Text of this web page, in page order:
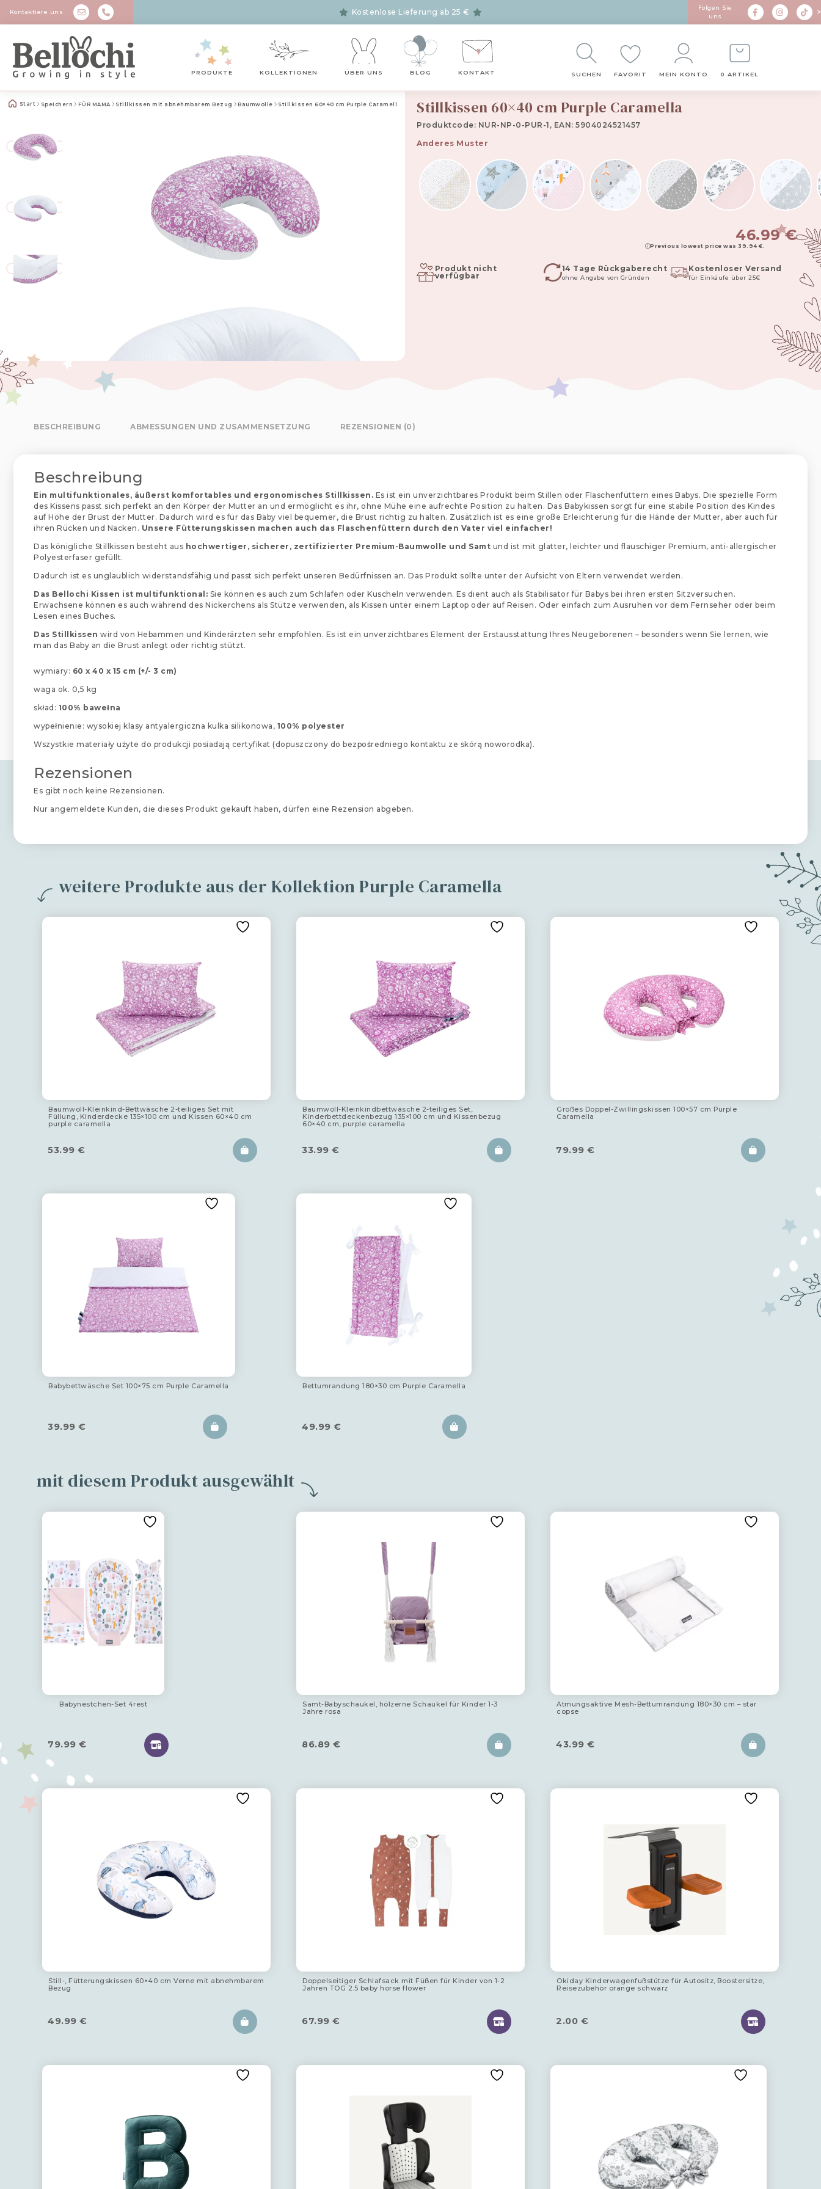
Kontaktiere uns Kostenlose Lieferung ab 25 €
Folgen Sie
uns
>
PRODUKTE KOLLEKTIONEN ÜBER UNS BLOG KONTAKT SUCHEN FAVORIT MEIN KONTO 0 ARTIKEL
Start Speichern FÜR MAMA Stillkissen mit abnehmbarem Bezug Baumwolle Stillkissen 60×40 cm Purple Caramella Stillkissen 60×40 cm Purple Caramella
Produktcode: NUR-NP-0-PUR-1, EAN: 5904024521457
Anderes Muster
46.99€
Previous lowest price was 39.94€ .
Produkt nicht
verfügbar
14 Tage Rückgaberecht
ohne Angabe von Gründen
Kostenloser Versand
für Einkäufe über 25€
BESCHREIBUNG ABMESSUNGEN UND ZUSAMMENSETZUNG REZENSIONEN (0)
Beschreibung
Ein multifunktionales, äußerst komfortables und ergonomisches Stillkissen. Es ist ein unverzichtbares Produkt beim Stillen oder Flaschenfüttern eines Babys. Die spezielle Form
des Kissens passt sich perfekt an den Körper der Mutter an und ermöglicht es ihr, ohne Mühe eine aufrechte Position zu halten. Das Babykissen sorgt für eine stabile Position des Kindes
auf Höhe der Brust der Mutter. Dadurch wird es für das Baby viel bequemer, die Brust richtig zu halten. Zusätzlich ist es eine große Erleichterung für die Hände der Mutter, aber auch für
ihren Rücken und Nacken. Unsere Fütterungskissen machen auch das Flaschenfüttern durch den Vater viel einfacher!
Das königliche Stillkissen besteht aus hochwertiger, sicherer, zertifizierter Premium-Baumwolle und Samt und ist mit glatter, leichter und flauschiger Premium, anti-allergischer
Polyesterfaser gefüllt.
Dadurch ist es unglaublich widerstandsfähig und passt sich perfekt unseren Bedürfnissen an. Das Produkt sollte unter der Aufsicht von Eltern verwendet werden.
Das Bellochi Kissen ist multifunktional: Sie können es auch zum Schlafen oder Kuscheln verwenden. Es dient auch als Stabilisator für Babys bei ihren ersten Sitzversuchen.
Erwachsene können es auch während des Nickerchens als Stütze verwenden, als Kissen unter einem Laptop oder auf Reisen. Oder einfach zum Ausruhen vor dem Fernseher oder beim
Lesen eines Buches.
Das Stillkissen wird von Hebammen und Kinderärzten sehr empfohlen. Es ist ein unverzichtbares Element der Erstausstattung Ihres Neugeborenen – besonders wenn Sie lernen, wie
man das Baby an die Brust anlegt oder richtig stützt.
wymiary: 60 x 40 x 15 cm (+/- 3 cm)
waga ok. 0,5 kg
skład: 100% bawełna
wypełnienie: wysokiej klasy antyalergiczna kulka silikonowa, 100% polyester
Wszystkie materiały użyte do produkcji posiadają certyfikat (dopuszczony do bezpośredniego kontaktu ze skórą noworodka).
Rezensionen
Es gibt noch keine Rezensionen.
Nur angemeldete Kunden, die dieses Produkt gekauft haben, dürfen eine Rezension abgeben.
weitere Produkte aus der Kollektion Purple Caramella
Baumwoll-Kleinkind-Bettwäsche 2-teiliges Set mit
Füllung, Kinderdecke 135×100 cm und Kissen 60×40 cm
purple caramella
53.99 €
Baumwoll-Kleinkindbettwäsche 2-teiliges Set,
Kinderbettdeckenbezug 135×100 cm und Kissenbezug
60×40 cm, purple caramella
33.99 €
Großes Doppel-Zwillingskissen 100×57 cm Purple
Caramella
79.99 €
Babybettwäsche Set 100×75 cm Purple Caramella
39.99 €
Bettumrandung 180×30 cm Purple Caramella
49.99 €
mit diesem Produkt ausgewählt
Babynestchen-Set 4rest
79.99 €
Samt-Babyschaukel, hölzerne Schaukel für Kinder 1-3
Jahre rosa
86.89 €
Atmungsaktive Mesh-Bettumrandung 180×30 cm – star
copse
43.99 €
Still-, Fütterungskissen 60×40 cm Verne mit abnehmbarem
Bezug
49.99 €
Doppelseitiger Schlafsack mit Füßen für Kinder von 1-2
Jahren TOG 2.5 baby horse flower
67.99 €
Okiday Kinderwagenfußstütze für Autositz, Boostersitze,
Reisezubehör orange schwarz
2.00 €